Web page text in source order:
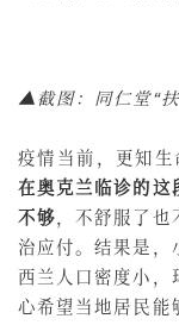
▲截图：同仁堂“
疫情当前，更知生
在奥克兰临诊的这
不够，不舒服了也
治应付。结果是，
西兰人口密度小，
心希望当地居民能